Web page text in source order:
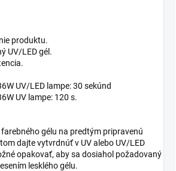
produktu.
UV/LED gél.
UV/LED lampe: 30 sekúnd
UV lampe: 120 s.
gélu na predtým pripravenú
dajte vytvrdnúť v UV alebo UV/LED
opakovať, aby sa dosiahol požadovaný
lesklého gélu.